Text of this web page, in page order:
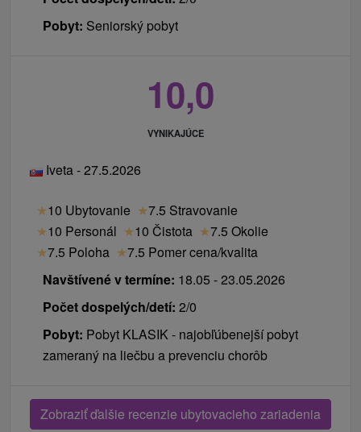
Pobyt: Seniorský pobyt
10,0
VYNIKAJÚCE
Iveta - 27.5.2026
★10 Ubytovanie ★7.5 Stravovanie
★10 Personál ★10 Čistota ★7.5 Okolie
★7.5 Poloha ★7.5 Pomer cena/kvalita
Navštívené v termíne: 18.05 - 23.05.2026
Počet dospelých/detí: 2/0
Pobyt: Pobyt KLASIK - najobľúbenejší pobyt
zameraný na liečbu a prevenciu chorôb
Zobraziť ďalšie recenzie ubytovacieho zariadenia